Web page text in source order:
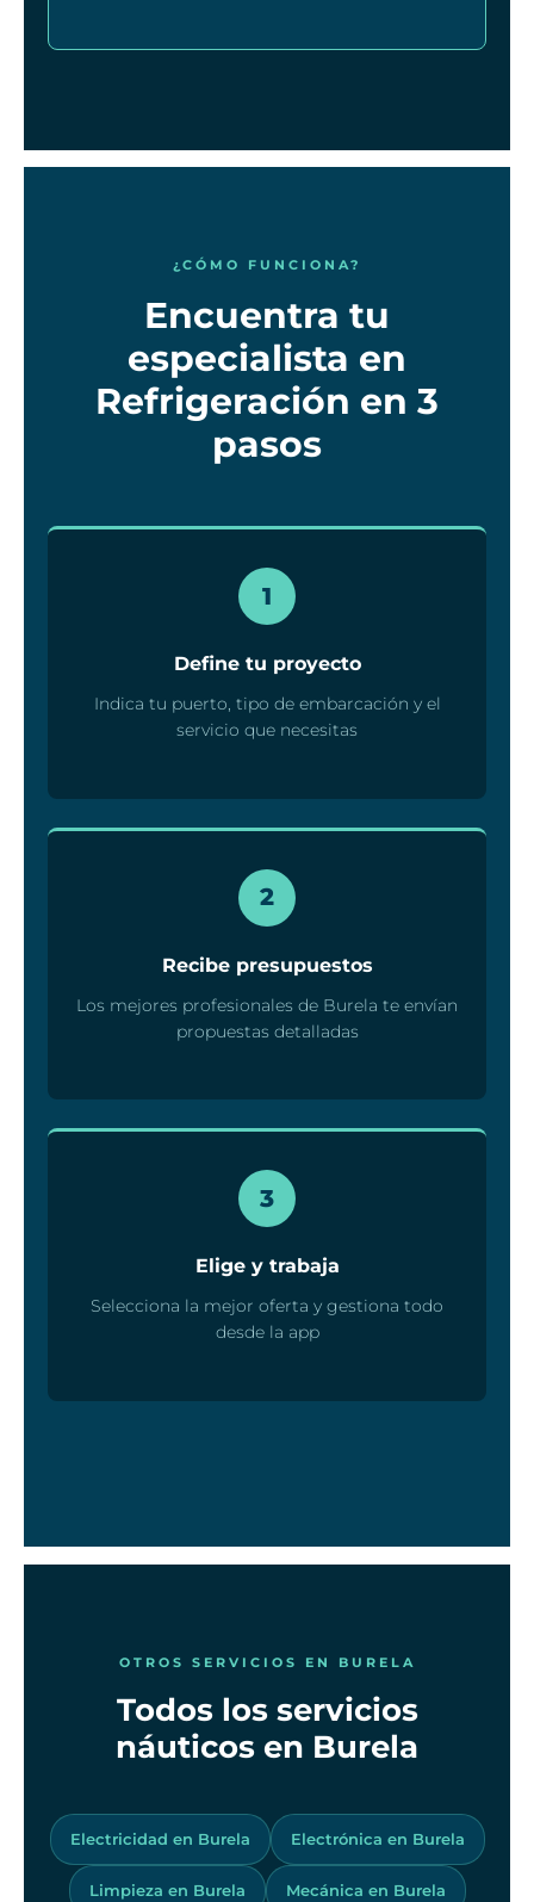
¿CÓMO FUNCIONA?
Encuentra tu
especialista en
Refrigeración en 3
pasos
1
Define tu proyecto
Indica tu puerto, tipo de embarcación y el
servicio que necesitas
2
Recibe presupuestos
Los mejores profesionales de Burela te envían
propuestas detalladas
3
Elige y trabaja
Selecciona la mejor oferta y gestiona todo
desde la app
OTROS SERVICIOS EN BURELA
Todos los servicios
náuticos en Burela
Electricidad en Burela Electrónica en Burela
Limpieza en Burela Mecánica en Burela